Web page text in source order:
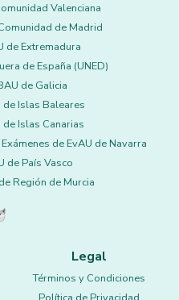
Valenciana
de Madrid
de Extremadura
de España (UNED)
de Galicia
de Islas Baleares
de Islas Canarias
Exámenes de EvAU de Navarra
de País Vasco
Región de Murcia
Legal
Términos y Condiciones